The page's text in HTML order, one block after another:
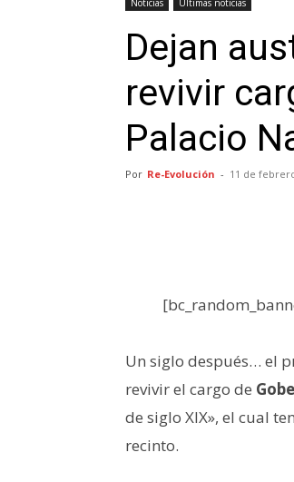
Dejan
revivir
Palacio
Por Re-Evolución - 11 de
Un siglo después… el
revivir el cargo de
de siglo XIX», el cual
recinto.